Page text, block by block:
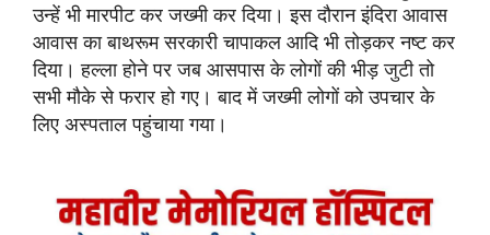
उन्हें भी मारपीट कर जख्मी कर दिया। इस दौरान इंदिरा आवास
आवास का बाथरूम सरकारी चापाकल आदि भी तोड़कर नष्ट कर
दिया। हल्ला होने पर जब आसपास के लोगों की भीड़ जुटी तो
सभी मौके से फरार हो गए। बाद में जख्मी लोगों को उपचार के
लिए अस्पताल पहुंचाया गया।